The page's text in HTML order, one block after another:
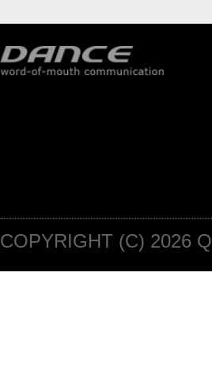
COPYRIGHT (C) 2026